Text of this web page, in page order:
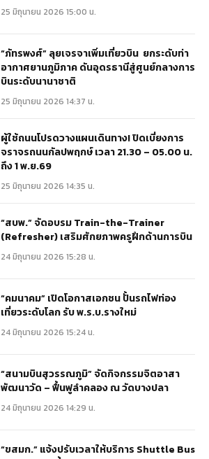
25 มิถุนายน 2026 15:00 น.
“ภัทรพงศ์” ลุยเจรจาเพิ่มเที่ยวบิน ยกระดับท่า
อากาศยานภูมิภาค ดันอุดรธานีสู่ศูนย์กลางการ
บินระดับนานาชาติ
25 มิถุนายน 2026 14:37 น.
ผู้ใช้ถนนโปรดวางแผนเดินทาง! ปิดเบี่ยงการ
จราจรถนนกัลปพฤกษ์ เวลา 21.30 – 05.00 น.
ถึง 1 พ.ย.69
25 มิถุนายน 2026 14:35 น.
“สบพ.” จัดอบรม Train-the-Trainer
(Refresher) เสริมศักยภาพครูฝึกด้านการบิน
24 มิถุนายน 2026 15:28 น.
“คมนาคม” เปิดโอกาสเอกชน ปั้นรถไฟท่อง
เที่ยวระดับโลก รับ พ.ร.บ.รางใหม่
24 มิถุนายน 2026 15:24 น.
“สนามบินสุวรรณภูมิ” จัดกิจกรรมจิตอาสา
พัฒนาวัด – ฟื้นฟูลำคลอง ณ วัดบางปลา
24 มิถุนายน 2026 14:29 น.
“ขสมก.” แจ้งปรับเวลาให้บริการ Shuttle Bus